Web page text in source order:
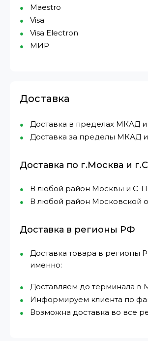
Maestro
Visa
Visa Electron
МИР⁠
Доставка
Доставка в пределах МКАД и
Доставка за пределы МКАД и
Доставка по г.Москва и
В любой район Москвы и С-
В любой район Московской
Доставка в регионы РФ
Доставка товара в регионы
именно:
Доставляем до терминала в
Информируем клиента по
Возможна доставка во все